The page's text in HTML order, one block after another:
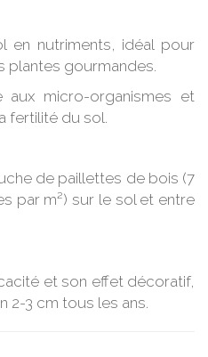
en nutriments, idéal pour
plantes gourmandes.
micro-organismes et
fertilité du sol.
de paillettes de bois (7
par m²) sur le sol et entre
et son effet décoratif,
2-3 cm tous les ans.